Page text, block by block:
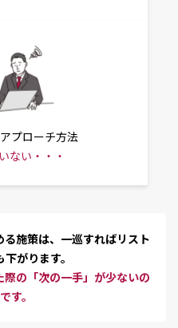
プローチ方法
ない・・・
施策は、一巡すればリスト
がります。
の「次の一手」が少ないの
す。